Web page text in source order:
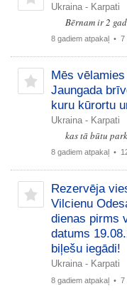
Ukraina - Karpati
Bērnam ir 2
8 gadiem atpakaļ • 7
Mēs
Jaungada
kuru kūrortu
Ukraina - Karpati
kas tā būtu
8 gadiem atpakaļ •
Rezervēja
Vilcienu
dienas pirms
datums
biļešu iegādi!
Ukraina - Karpati
8 gadiem atpakaļ • 7